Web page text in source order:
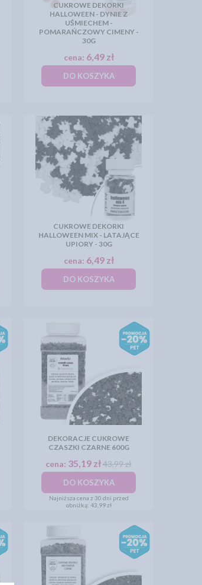
CUKROWE DEKORKI
HALLOWEEN - DYNIE Z
UŚMIECHEM -
POMARAŃCZOWY CIMENY -
30G
cena: 6,49 zł
DO KOSZYKA
CUKROWE DEKORKI
HALLOWEEN MIX - LATAJĄCE
UPIORY - 30G
cena: 6,49 zł
DO KOSZYKA
DEKORACJE CUKROWE
CZASZKI CZARNE 600G
cena: 35,19 zł43,99 zł
DO KOSZYKA
Najniższa cena z 30 dni przed
obniżką: 43,99 zł